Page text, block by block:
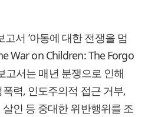
서 ‘아동에 대한 전쟁을 멈
War on Children: The Forgo
고서는 매년 분쟁으로 인해
력, 인도주의적 접근 거부,
인 등 중대한 위반행위를 조